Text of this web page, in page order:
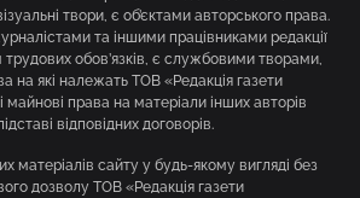
твори, є об’єктами авторського права.
та іншими працівниками редакції
трудових обов’язків, є службовими творами,
на які належать ТОВ «Редакція газети
права на матеріали інших авторів
відповідних договорів.
матеріалів сайту у будь-якому вигляді без
дозволу ТОВ «Редакція газети